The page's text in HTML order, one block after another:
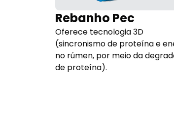
Rebanho Pec
Oferece tecnologia 3D
(sincronismo de proteína e
no rúmen, por meio da
de proteína).